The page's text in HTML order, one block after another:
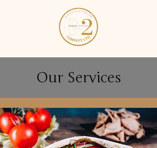
Our Services